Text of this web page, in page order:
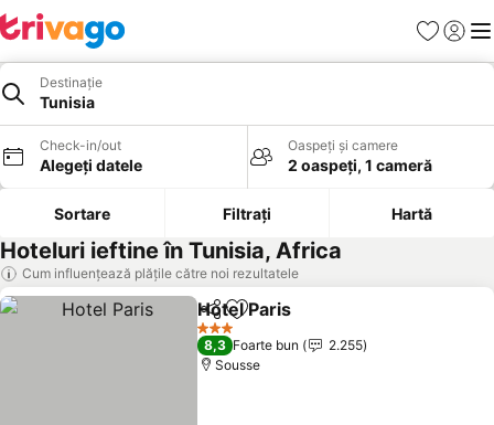
Favorite
Destinație
Tunisia
Check-in/out
Alegeți datele
Oaspeți și camere
2 oaspeți, 1 cameră
Sortare Filtrați Hartă
Hoteluri ieftine în Tunisia, Africa
Cum influențează plățile către noi rezultatele
DistribuițiAdăugaţi la favorite
Hotel Paris
3 Stele
8,3 Foarte bun
2.255
Sousse